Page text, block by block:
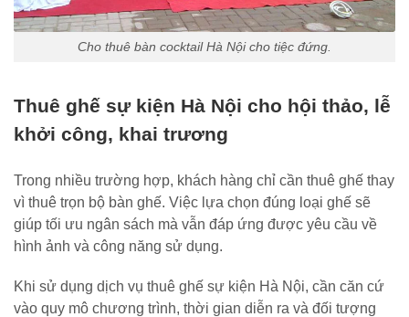
Cho thuê bàn cocktail Hà Nội cho tiệc đứng.
Thuê ghế sự kiện Hà Nội cho hội thảo, lễ
khởi công, khai trương
Trong nhiều trường hợp, khách hàng chỉ cần thuê ghế thay
vì thuê trọn bộ bàn ghế. Việc lựa chọn đúng loại ghế sẽ
giúp tối ưu ngân sách mà vẫn đáp ứng được yêu cầu về
hình ảnh và công năng sử dụng.
Khi sử dụng dịch vụ thuê ghế sự kiện Hà Nội, cần căn cứ
vào quy mô chương trình, thời gian diễn ra và đối tượng